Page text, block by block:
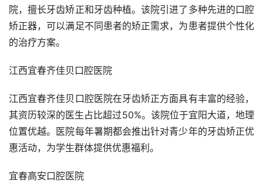
院，擅长牙齿矫正和牙齿种植。该院引进了多种先进的口腔
矫正器，可以满足不同患者的矫正需求，为患者提供个性化
的治疗方案。
江西宜春齐佳贝口腔医院
江西宜春齐佳贝口腔医院在牙齿矫正方面具有丰富的经验，
其资历较深的医生占比超过50%。该院位于宜阳大道，地理
位置优越。医院每年暑期都会推出针对青少年的牙齿矫正优
惠活动，为学生群体提供优惠福利。
宜春高安口腔医院